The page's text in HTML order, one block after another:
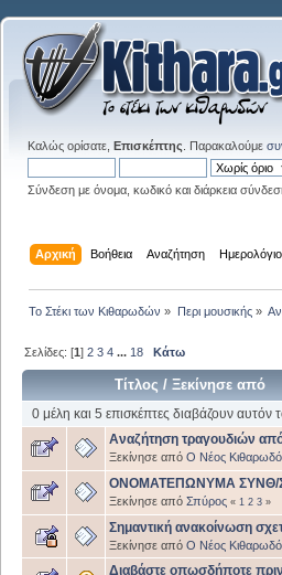
Καλώς ορίσατε, Επισκέπτης . Παρακαλούμε
Σύνδεση με όνομα, κωδικό και διάρκεια
Αρχική Βοήθεια Αναζήτηση Ημερολόγιο
Το Στέκι των Κιθαρωδών » Περι μουσικής»
Σελίδες: [1]2 3 4 ... 18 Κάτω
Τίτλος /Ξεκίνησε από
0 μέλη και 5 επισκέπτες διαβάζουν αυτόν
Αναζήτηση τραγουδιών από
Ξεκίνησε από Ο Νέος
ΟΝΟΜΑΤΕΠΩΝΥΜΑ ΣΥΝΘ/
Ξεκίνησε από Σπύρος « 1 2 3 »
Σημαντική ανακοίνωση
Ξεκίνησε από Ο Νέος
Διαβάστε οπωσδήποτε